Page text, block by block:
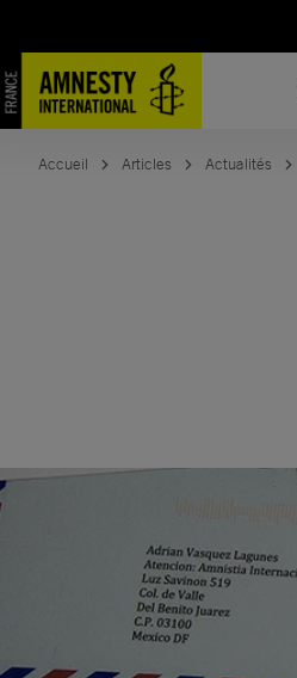
contenu
Accueil Articles Actualités